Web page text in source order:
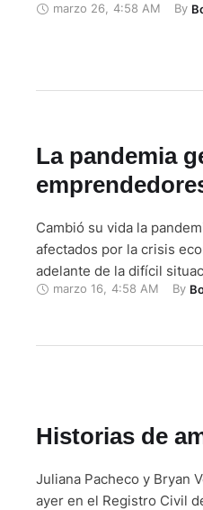
marzo 26, 4:58 AM By
La pandemia
Cambió su vida la
afectados por la crisis
adelante de la difícil
se lo imaginaron.
marzo 16, 4:58 AM By
Historias de
Juliana Pacheco y Bryan
ayer en el Registro Civil